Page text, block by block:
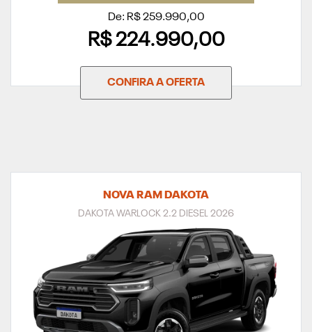
De: R$ 259.990,00
R$ 224.990,00
CONFIRA A OFERTA
NOVA RAM DAKOTA
DAKOTA WARLOCK 2.2 DIESEL 2026